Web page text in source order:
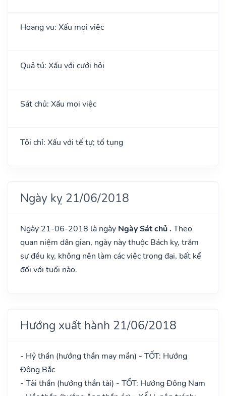
Hoang vu: Xấu mọi việc
Quả tú: Xấu với cưới hỏi
Sát chủ: Xấu mọi việc
Tội chỉ: Xấu với tế tự; tố tụng
Ngày kỵ 21/06/2018
Ngày 21-06-2018 là ngày Ngày Sát chủ . Theo
quan niệm dân gian, ngày này thuộc Bách kỵ, trăm
sự đều kỵ, không nên làm các việc trọng đại, bất kể
đối với tuổi nào.
Hướng xuất hành 21/06/2018
- Hỷ thần (hướng thần may mắn) - TỐT: Hướng
Đông Bắc
- Tài thần (hướng thần tài) - TỐT: Hướng Đông Nam